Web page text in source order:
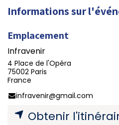
Informations sur
Emplacement
Infravenir
4 Place de l'Opéra
75002 Paris
France
infravenir@gmail.com
Obtenir